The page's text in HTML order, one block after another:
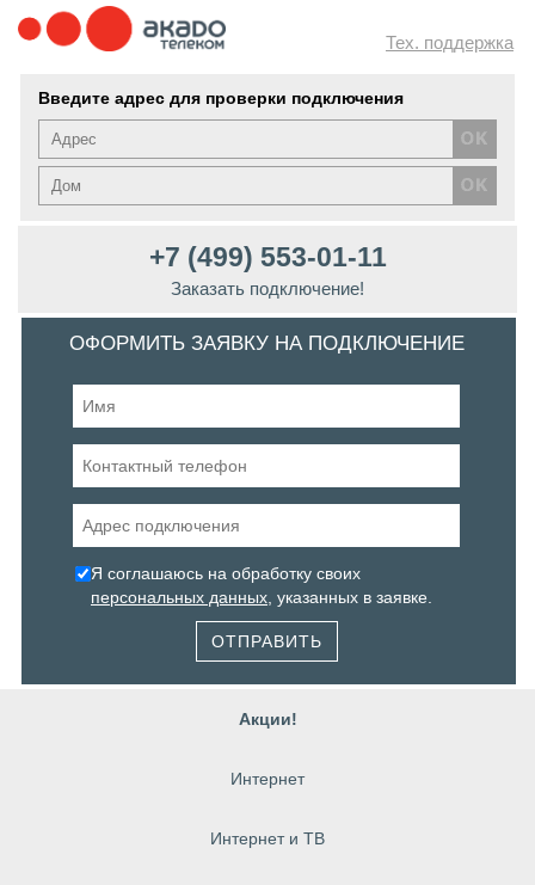
Тех. поддержка
Введите адрес для проверки подключения
+7 (499) 553-01-11
Заказать подключение!
ОФОРМИТЬ ЗАЯВКУ НА ПОДКЛЮЧЕНИЕ
Я соглашаюсь на обработку своих
персональных данных , указанных в заявке.
ОТПРАВИТЬ
Акции!
Интернет
Интернет и ТВ